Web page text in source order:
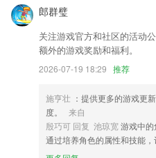
统一家人共享管理，优化摄像机分享
简化任务流程，关键节点操作更加
新增首页扫一扫功能
以上就是第一线上网站的介绍，如
进行打分评论，说出您的使用经历
郎群璧
关注游戏官方和社区的活动
额外的游戏奖励和福利。
2026-07-19 18:29 推荐
施亨壮 ：提供更多的游戏更
度。
来自
殷巧可 回复 池琼宽游戏中
通过培养角色的属性和技能，